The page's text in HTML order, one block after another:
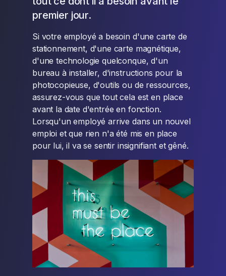
premier jour.
Si votre employé a besoin d'une carte de
stationnement, d'une carte magnétique,
d'une technologie quelconque, d'un
bureau à installer, d'instructions pour la
photocopieuse, d'outils ou de ressources,
assurez-vous que tout cela est en place
avant la date d'entrée en fonction.
Lorsqu'un employé arrive dans un nouvel
emploi et que rien n'a été mis en place
pour lui, il va se sentir insignifiant et gêné.